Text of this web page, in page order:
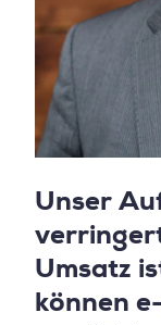
Unser
Umsatz
können